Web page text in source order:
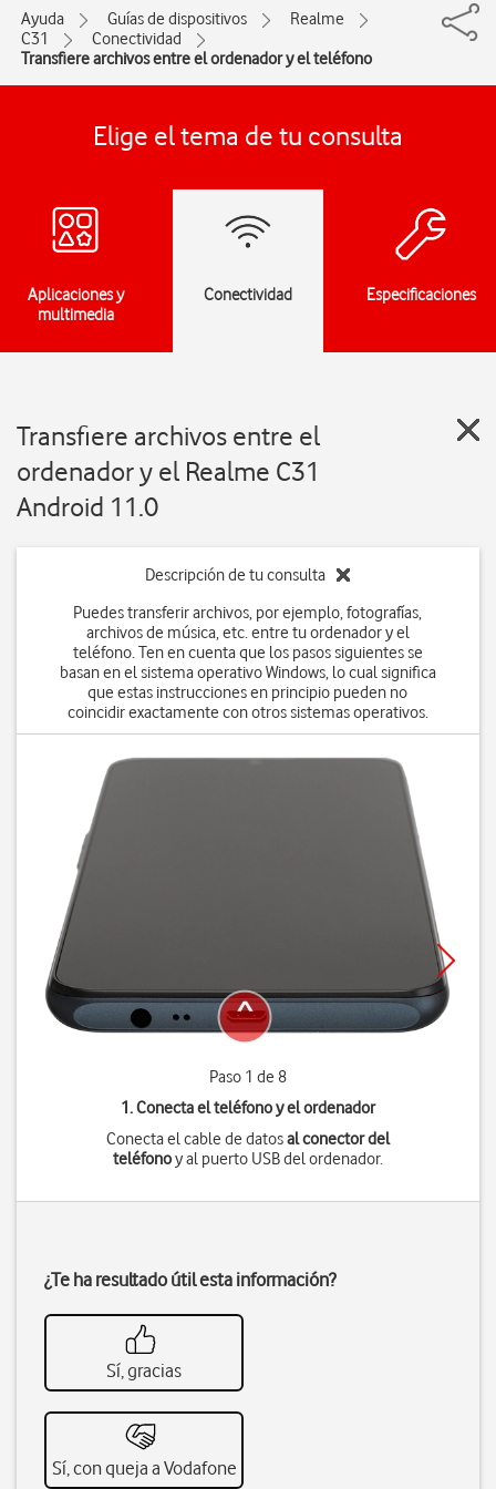
Ayuda Guías de dispositivos
Realme
C31
Conectividad
Transfiere archivos entre el ordenador y el teléfono
Elige el tema de tu consulta
Aplicaciones y
multimedia
Conectividad Especificaciones
Transfiere archivos entre el
ordenador y el Realme C31
Android 11.0
Descripción de tu consulta
Puedes transferir archivos, por ejemplo, fotografías,
archivos de música, etc. entre tu ordenador y el
teléfono. Ten en cuenta que los pasos siguientes se
basan en el sistema operativo Windows, lo cual significa
que estas instrucciones en principio pueden no
coincidir exactamente con otros sistemas operativos.
Paso 1 de 8
1. Conecta el teléfono y el ordenador
Conecta el cable de datosal conector del
teléfonoy al puerto USB del ordenador.
¿Te ha resultado útil esta información?
Sí, gracias
Sí, con queja a Vodafone